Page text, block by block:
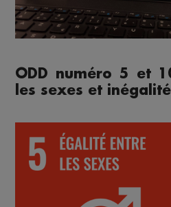
ODD numéro 5 et
les sexes et